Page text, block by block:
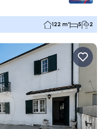
122 m² 5 2